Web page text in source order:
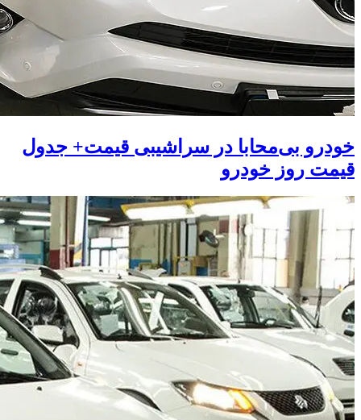
خودرو بی‌محابا در سراشیبی قیمت+ جدول
قیمت روز خودرو